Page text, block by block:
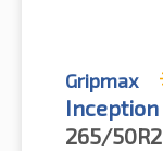
Gripmax
Inception
265/